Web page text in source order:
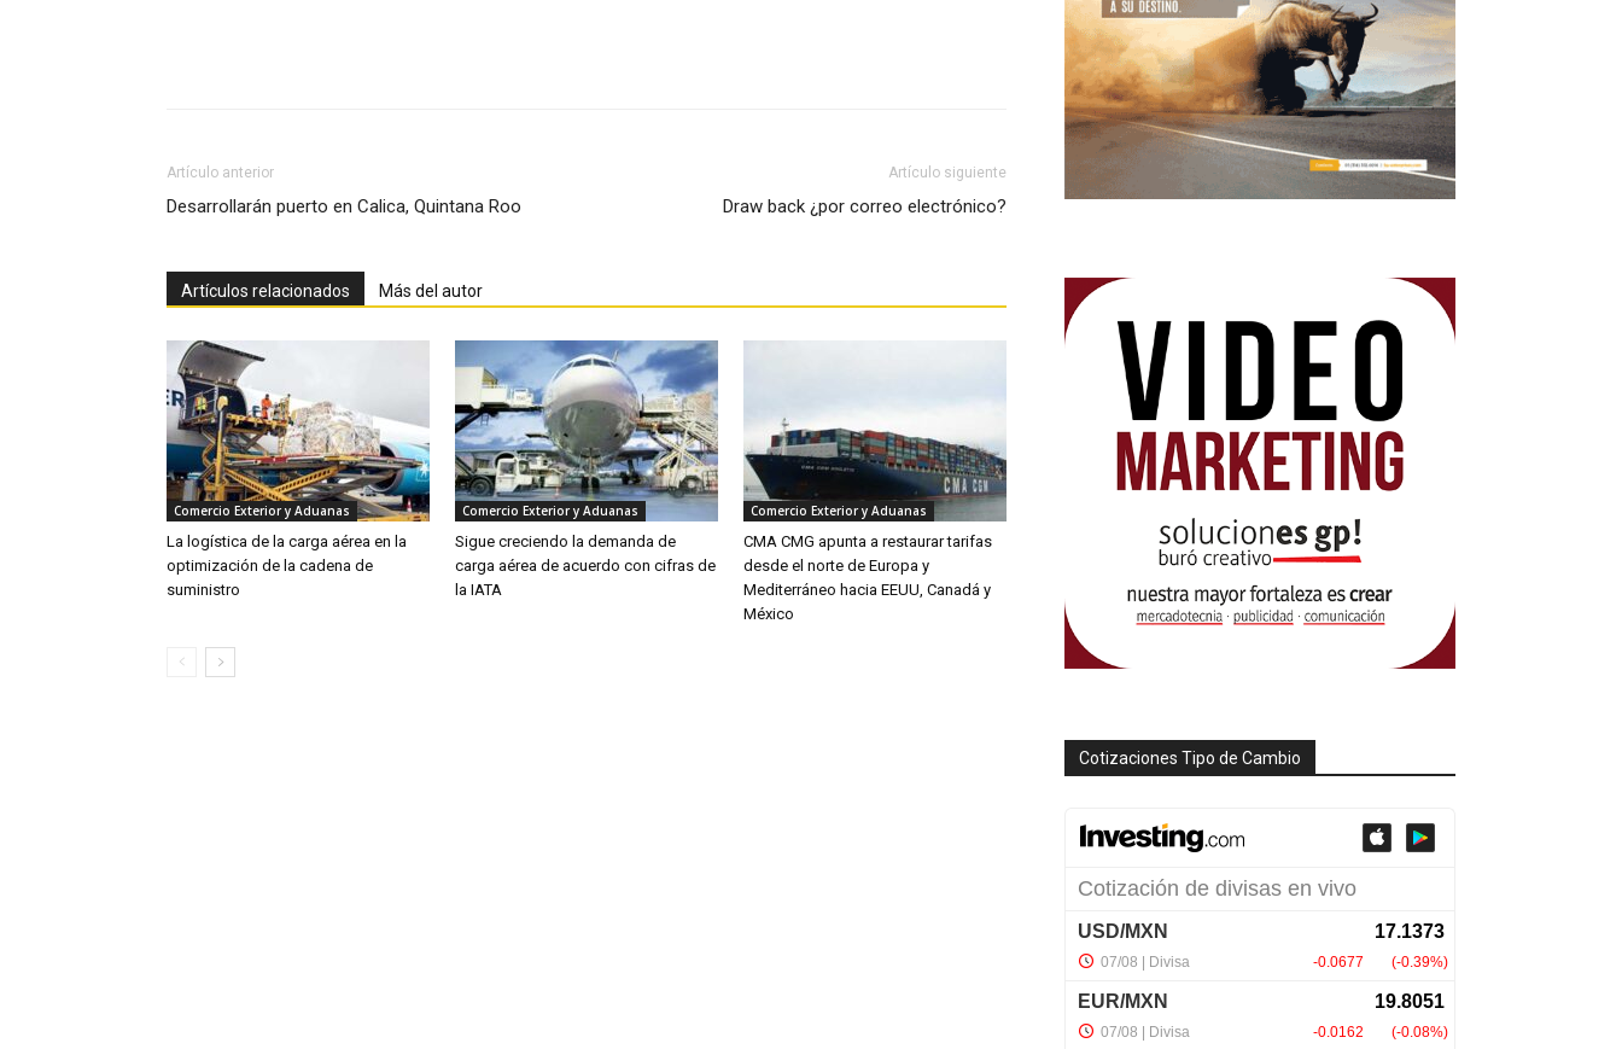
Artículo anterior
Desarrollarán puerto en Calica, Quintana Roo
Artículo siguiente
Draw back ¿por correo electrónico?
Artículos relacionados Más del autor
Comercio Exterior y Aduanas
La logística de la carga aérea en la
optimización de la cadena de
suministro
Comercio Exterior y Aduanas
Sigue creciendo la demanda de
carga aérea de acuerdo con cifras de
la IATA
Comercio Exterior y Aduanas
CMA CMG apunta a restaurar tarifas
desde el norte de Europa y
Mediterráneo hacia EEUU, Canadá y
México
Cotizaciones Tipo de Cambio